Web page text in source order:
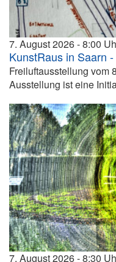
7. August 2026 8:00
KunstRaus in Saarn
Freiluftausstellung vom
Ausstellung ist eine
7. August 2026 8:30